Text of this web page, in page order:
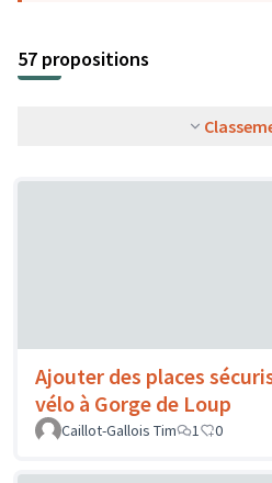
57 propositions
Ajouter des places
vélo à Gorge de Loup
Caillot-Gallois Tim
1 0